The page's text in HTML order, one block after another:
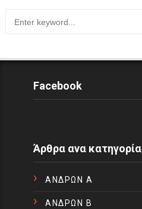
Facebook
Άρθρα ανα κατηγορία
ΑΝΔΡΩΝ Α
ΑΝΔΡΩΝ Β